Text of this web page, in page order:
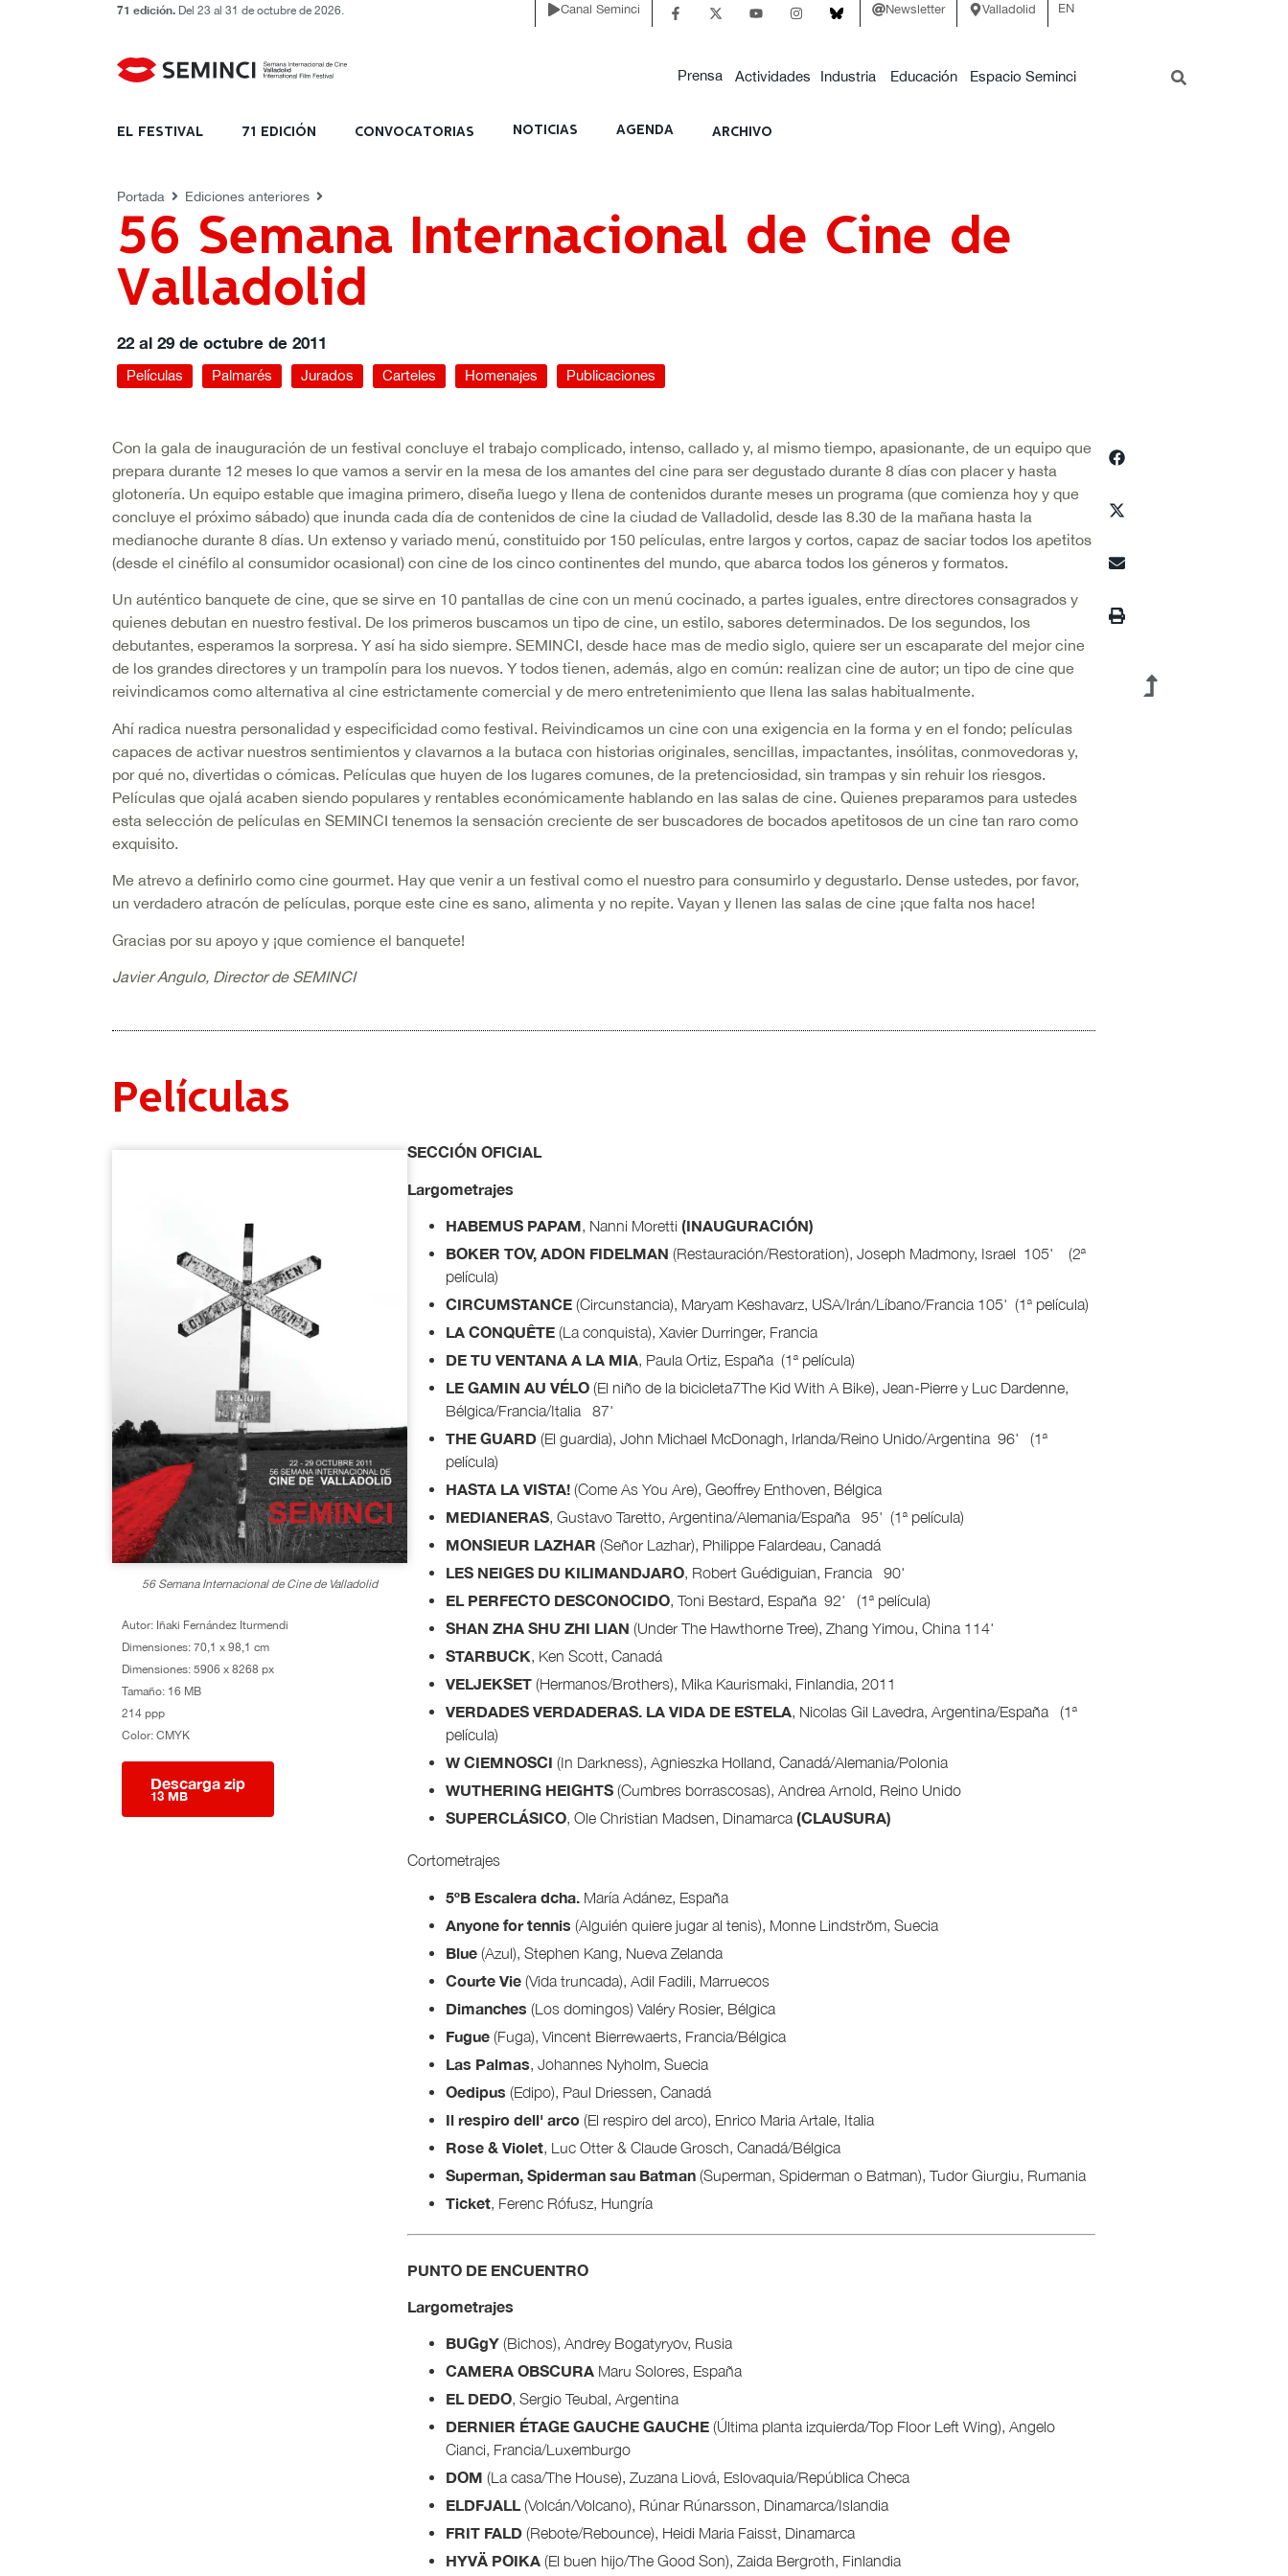
71 edición. Del 23 al 31 de octubre de 2026. Canal Seminci Newsletter Valladolid EN
Prensa Actividades Industria Educación Espacio Seminci
EL FESTIVAL 71 EDICIÓN CONVOCATORIAS NOTICIAS AGENDA ARCHIVO
Portada Ediciones anteriores
56 Semana Internacional de Cine de
Valladolid
22 al 29 de octubre de 2011
Películas Palmarés Jurados Carteles Homenajes Publicaciones
2011 - 56 Edición Películas
Con la gala de inauguración de un festival concluye el trabajo complicado, intenso, callado y, al mismo tiempo, apasionante, de un equipo que
prepara durante 12 meses lo que vamos a servir en la mesa de los amantes del cine para ser degustado durante 8 días con placer y hasta
glotonería. Un equipo estable que imagina primero, diseña luego y llena de contenidos durante meses un programa (que comienza hoy y que
concluye el próximo sábado) que inunda cada día de contenidos de cine la ciudad de Valladolid, desde las 8.30 de la mañana hasta la
medianoche durante 8 días. Un extenso y variado menú, constituido por 150 películas, entre largos y cortos, capaz de saciar todos los apetitos
(desde el cinéfilo al consumidor ocasional) con cine de los cinco continentes del mundo, que abarca todos los géneros y formatos.
Un auténtico banquete de cine, que se sirve en 10 pantallas de cine con un menú cocinado, a partes iguales, entre directores consagrados y
quienes debutan en nuestro festival. De los primeros buscamos un tipo de cine, un estilo, sabores determinados. De los segundos, los
debutantes, esperamos la sorpresa. Y así ha sido siempre. SEMINCI, desde hace mas de medio siglo, quiere ser un escaparate del mejor cine
de los grandes directores y un trampolín para los nuevos. Y todos tienen, además, algo en común: realizan cine de autor; un tipo de cine que
reivindicamos como alternativa al cine estrictamente comercial y de mero entretenimiento que llena las salas habitualmente.
Ahí radica nuestra personalidad y especificidad como festival. Reivindicamos un cine con una exigencia en la forma y en el fondo; películas
capaces de activar nuestros sentimientos y clavarnos a la butaca con historias originales, sencillas, impactantes, insólitas, conmovedoras y,
por qué no, divertidas o cómicas. Películas que huyen de los lugares comunes, de la pretenciosidad, sin trampas y sin rehuir los riesgos.
Películas que ojalá acaben siendo populares y rentables económicamente hablando en las salas de cine. Quienes preparamos para ustedes
esta selección de películas en SEMINCI tenemos la sensación creciente de ser buscadores de bocados apetitosos de un cine tan raro como
exquisito.
Me atrevo a definirlo como cine gourmet. Hay que venir a un festival como el nuestro para consumirlo y degustarlo. Dense ustedes, por favor,
un verdadero atracón de películas, porque este cine es sano, alimenta y no repite. Vayan y llenen las salas de cine ¡que falta nos hace!
Gracias por su apoyo y ¡que comience el banquete!
Javier Angulo, Director de SEMINCI
Películas
56 Semana Internacional de Cine de Valladolid
Autor: Iñaki Fernández Iturmendi
Dimensiones: 70,1 x 98,1 cm
Dimensiones: 5906 x 8268 px
Tamaño: 16 MB
214 ppp
Color: CMYK
Descarga zip
13 MB
SECCIÓN OFICIAL
Largometrajes
HABEMUS PAPAM, Nanni Moretti (INAUGURACIÓN)
BOKER TOV, ADON FIDELMAN (Restauración/Restoration), Joseph Madmony, Israel 105' (2ª
película)
CIRCUMSTANCE(Circunstancia), Maryam Keshavarz, USA/Irán/Líbano/Francia 105' (1ª película)
LA CONQUÊTE(La conquista), Xavier Durringer, Francia
DE TU VENTANA A LA MIA, Paula Ortiz, España (1ª película)
LE GAMIN AU VÉLO (El niño de la bicicleta7The Kid With A Bike), Jean-Pierre y Luc Dardenne,
Bélgica/Francia/Italia 87'
THE GUARD(El guardia), John Michael McDonagh, Irlanda/Reino Unido/Argentina 96' (1ª
película)
HASTA LA VISTA!(Come As You Are), Geoffrey Enthoven, Bélgica
MEDIANERAS, Gustavo Taretto, Argentina/Alemania/España 95' (1ª película)
MONSIEUR LAZHAR (Señor Lazhar), Philippe Falardeau, Canadá
LES NEIGES DU KILIMANDJARO, Robert Guédiguian, Francia 90'
EL PERFECTO DESCONOCIDO, Toni Bestard, España 92' (1ª película)
SHAN ZHA SHU ZHI LIAN (Under The Hawthorne Tree), Zhang Yimou, China 114'
STARBUCK, Ken Scott, Canadá
VELJEKSET(Hermanos/Brothers), Mika Kaurismaki, Finlandia, 2011
VERDADES VERDADERAS. LA VIDA DE ESTELA, Nicolas Gil Lavedra, Argentina/España (1ª
película)
W CIEMNOSCI (In Darkness), Agnieszka Holland, Canadá/Alemania/Polonia
WUTHERING HEIGHTS(Cumbres borrascosas), Andrea Arnold, Reino Unido
SUPERCLÁSICO, Ole Christian Madsen, Dinamarca(CLAUSURA)
Cortometrajes
5ºB Escalera dcha. María Adánez, España
Anyone for tennis (Alguién quiere jugar al tenis), Monne Lindström, Suecia
Blue(Azul), Stephen Kang, Nueva Zelanda
Courte Vie(Vida truncada), Adil Fadili, Marruecos
Dimanches (Los domingos) Valéry Rosier, Bélgica
Fugue(Fuga), Vincent Bierrewaerts, Francia/Bélgica
Las Palmas , Johannes Nyholm, Suecia
Oedipus (Edipo), Paul Driessen, Canadá
Il respiro dell' arco(El respiro del arco), Enrico Maria Artale, Italia
Rose & Violet, Luc Otter & Claude Grosch, Canadá/Bélgica
Superman, Spiderman sau Batman(Superman, Spiderman o Batman), Tudor Giurgiu, Rumania
Ticket, Ferenc Rófusz, Hungría
PUNTO DE ENCUENTRO
Largometrajes
BUGgY (Bichos), Andrey Bogatyryov, Rusia
CAMERA OBSCURAMaru Solores, España
EL DEDO, Sergio Teubal, Argentina
DERNIER ÉTAGE GAUCHE GAUCHE(Última planta izquierda/Top Floor Left Wing), Angelo
Cianci, Francia/Luxemburgo
DOM (La casa/The House), Zuzana Liová, Eslovaquia/República Checa
ELDFJALL(Volcán/Volcano), Rúnar Rúnarsson, Dinamarca/Islandia
FRIT FALD(Rebote/Rebounce), Heidi Maria Faisst, Dinamarca
HYVÄ POIKA(El buen hijo/The Good Son), Zaida Bergroth, Finlandia